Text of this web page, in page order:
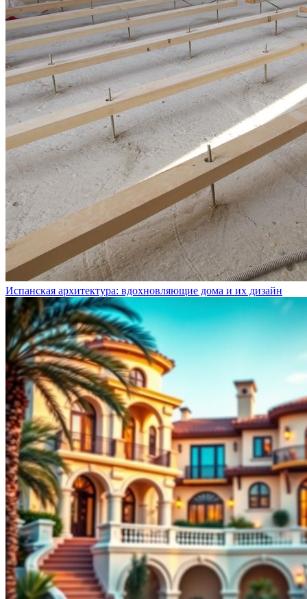
Испанская архитектура: вдохновляющие дома и их дизайн